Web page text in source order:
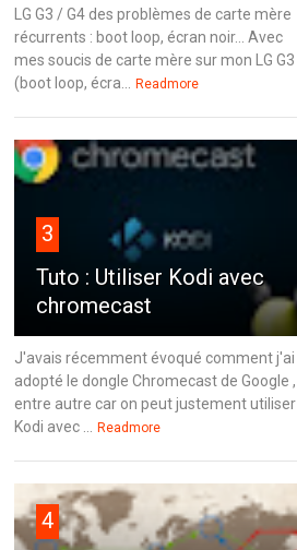
LG G3 / G4 des problèmes de carte mère
récurrents : boot loop, écran noir... Avec
mes soucis de carte mère sur mon LG G3
(boot loop, écra...
Readmore
3
Tuto : Utiliser Kodi avec
chromecast
J'avais récemment évoqué comment j'ai
adopté le dongle Chromecast de Google ,
entre autre car on peut justement utiliser
Kodi avec ...
Readmore
4